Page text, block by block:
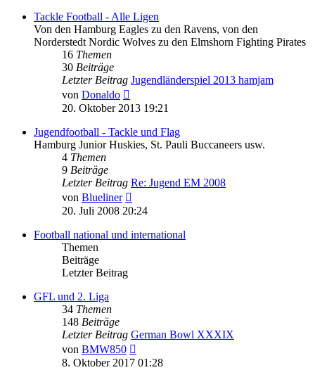
Tackle Football - Alle Ligen
Von den Hamburg Eagles zu den Ravens, von den
Norderstedt Nordic Wolves zu den Elmshorn Fighting Pirates
16 Themen
30 Beiträge
Letzter Beitrag Jugendländerspiel 2013 hamjam
von Donaldo
Beitrag
20. Oktober 2013 19:21
Jugendfootball - Tackle und Flag
Hamburg Junior Huskies, St. Pauli Buccaneers usw.
4 Themen
9 Beiträge
Letzter Beitrag Re: Jugend EM 2008
von Blueliner
Beitrag
20. Juli 2008 20:24
Football national und international
Themen
Beiträge
Letzter Beitrag
GFL und 2. Liga
34 Themen
148 Beiträge
Letzter Beitrag German Bowl XXXIX
von BMW850
Beitrag
8. Oktober 2017 01:28